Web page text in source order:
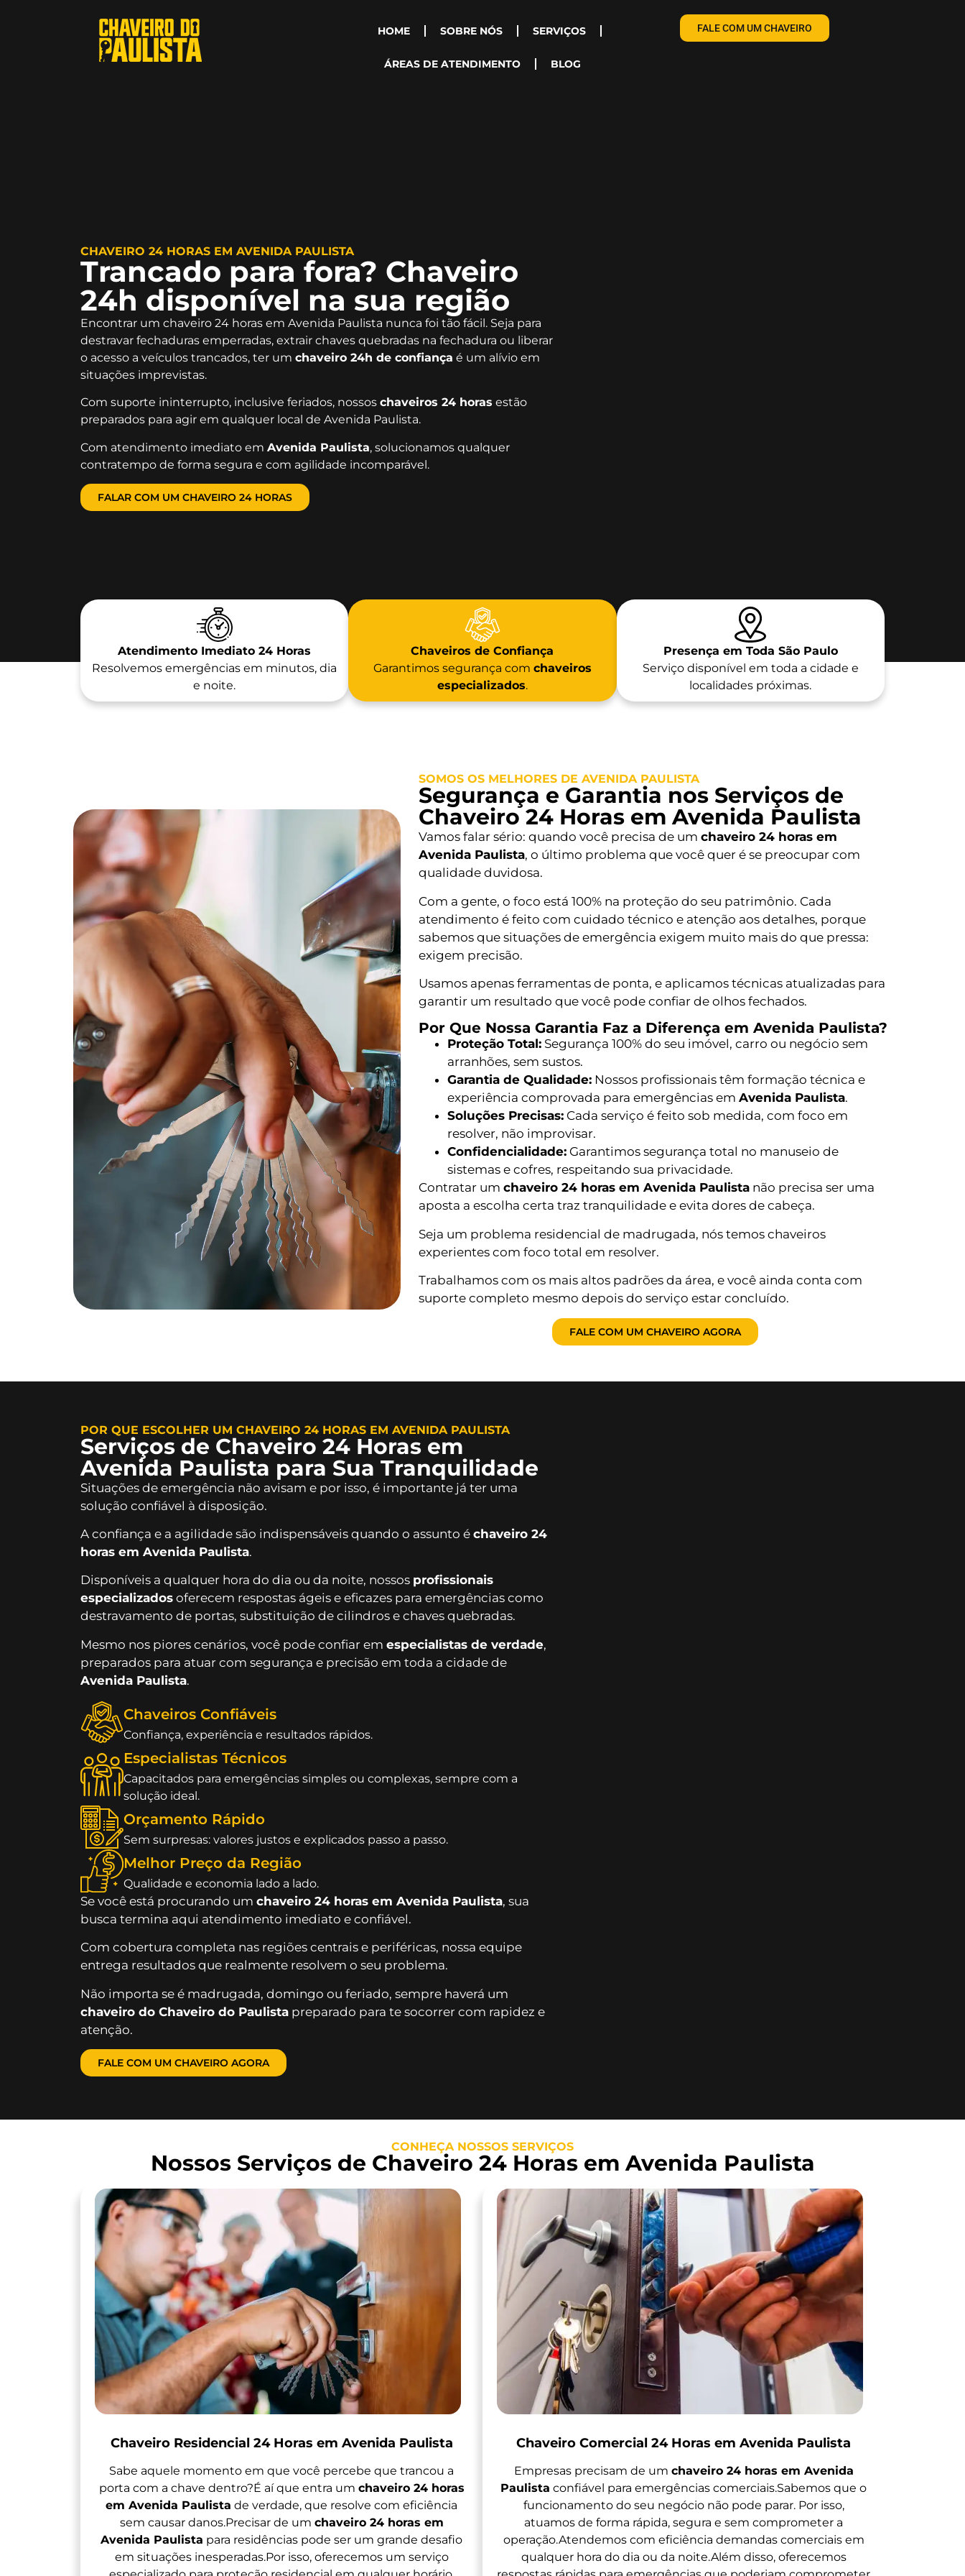
HOME SOBRE NÓS SERVIÇOS
ÁREAS DE ATENDIMENTO BLOG
FALE COM UM CHAVEIRO
CHAVEIRO 24 HORAS EM AVENIDA PAULISTA
Trancado para fora? Chaveiro
24h disponível na sua região
Encontrar um chaveiro 24 horas em Avenida Paulista nunca foi tão fácil. Seja para
destravar fechaduras emperradas, extrair chaves quebradas na fechadura ou liberar
o acesso a veículos trancados, ter um chaveiro 24h de confiança é um alívio em
situações imprevistas.
Com suporte ininterrupto, inclusive feriados, nossos chaveiros 24 horas estão
preparados para agir em qualquer local de Avenida Paulista.
Com atendimento imediato em Avenida Paulista, solucionamos qualquer
contratempo de forma segura e com agilidade incomparável.
FALAR COM UM CHAVEIRO 24 HORAS
Atendimento Imediato 24 Horas
Resolvemos emergências em minutos, dia
e noite.
Chaveiros de Confiança
Garantimos segurança com chaveiros
especializados.
Presença em Toda São Paulo
Serviço disponível em toda a cidade e
localidades próximas.
SOMOS OS MELHORES DE AVENIDA PAULISTA
Segurança e Garantia nos Serviços de
Chaveiro 24 Horas em Avenida Paulista
Vamos falar sério: quando você precisa de um chaveiro 24 horas em
Avenida Paulista, o último problema que você quer é se preocupar com
qualidade duvidosa.
Com a gente, o foco está 100% na proteção do seu patrimônio. Cada
atendimento é feito com cuidado técnico e atenção aos detalhes, porque
sabemos que situações de emergência exigem muito mais do que pressa:
exigem precisão.
Usamos apenas ferramentas de ponta, e aplicamos técnicas atualizadas para
garantir um resultado que você pode confiar de olhos fechados.
Por Que Nossa Garantia Faz a Diferença em Avenida Paulista?
Proteção Total: Segurança 100% do seu imóvel, carro ou negócio sem
arranhões, sem sustos.
Garantia de Qualidade: Nossos profissionais têm formação técnica e
experiência comprovada para emergências em Avenida Paulista.
Soluções Precisas: Cada serviço é feito sob medida, com foco em
resolver, não improvisar.
Confidencialidade: Garantimos segurança total no manuseio de
sistemas e cofres, respeitando sua privacidade.
Contratar um chaveiro 24 horas em Avenida Paulista não precisa ser uma
aposta a escolha certa traz tranquilidade e evita dores de cabeça.
Seja um problema residencial de madrugada, nós temos chaveiros
experientes com foco total em resolver.
Trabalhamos com os mais altos padrões da área, e você ainda conta com
suporte completo mesmo depois do serviço estar concluído.
FALE COM UM CHAVEIRO AGORA
POR QUE ESCOLHER UM CHAVEIRO 24 HORAS EM AVENIDA PAULISTA
Serviços de Chaveiro 24 Horas em
Avenida Paulista para Sua Tranquilidade
Situações de emergência não avisam e por isso, é importante já ter uma
solução confiável à disposição.
A confiança e a agilidade são indispensáveis quando o assunto é chaveiro 24
horas em Avenida Paulista.
Disponíveis a qualquer hora do dia ou da noite, nossos profissionais
especializados oferecem respostas ágeis e eficazes para emergências como
destravamento de portas, substituição de cilindros e chaves quebradas.
Mesmo nos piores cenários, você pode confiar em especialistas de verdade,
preparados para atuar com segurança e precisão em toda a cidade de
Avenida Paulista.
Chaveiros Confiáveis
Confiança, experiência e resultados rápidos.
Especialistas Técnicos
Capacitados para emergências simples ou complexas, sempre com a
solução ideal.
Orçamento Rápido
Sem surpresas: valores justos e explicados passo a passo.
Melhor Preço da Região
Qualidade e economia lado a lado.
Se você está procurando um chaveiro 24 horas em Avenida Paulista, sua
busca termina aqui atendimento imediato e confiável.
Com cobertura completa nas regiões centrais e periféricas, nossa equipe
entrega resultados que realmente resolvem o seu problema.
Não importa se é madrugada, domingo ou feriado, sempre haverá um
chaveiro do Chaveiro do Paulista preparado para te socorrer com rapidez e
atenção.
FALE COM UM CHAVEIRO AGORA
CONHEÇA NOSSOS SERVIÇOS
Nossos Serviços de Chaveiro 24 Horas em Avenida Paulista
Chaveiro Residencial 24 Horas em Avenida Paulista
Sabe aquele momento em que você percebe que trancou a
porta com a chave dentro?É aí que entra um chaveiro 24 horas
em Avenida Paulista de verdade, que resolve com eficiência
sem causar danos.Precisar de um chaveiro 24 horas em
Avenida Paulista para residências pode ser um grande desafio
em situações inesperadas.Por isso, oferecemos um serviço
Chaveiro Comercial 24 Horas em Avenida Paulista
Empresas precisam de um chaveiro 24 horas em Avenida
Paulista confiável para emergências comerciais.Sabemos que o
funcionamento do seu negócio não pode parar. Por isso,
atuamos de forma rápida, segura e sem comprometer a
operação.Atendemos com eficiência demandas comerciais em
qualquer hora do dia ou da noite.Além disso, oferecemos